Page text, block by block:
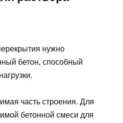
нужно
бетон, способный
часть строения. Для
бетонной смеси для